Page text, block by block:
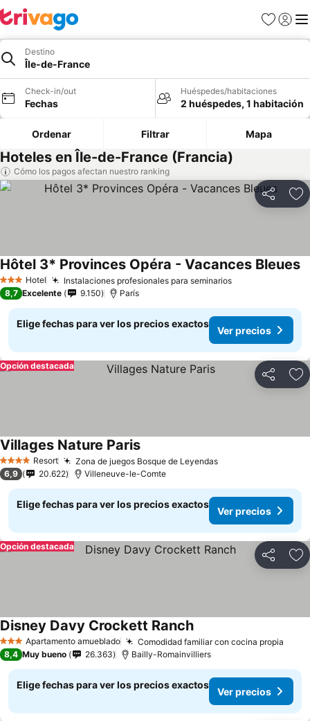
Favoritos
Iniciar
Destino
Île-de-France
Check-in/out
Fechas
Huéspedes/habitaciones
2 huéspedes, 1 habitación
Ordenar Filtrar Mapa
Hoteles en Île-de-France (Francia)
Cómo los pagos afectan nuestro ranking
Compartir
3 Estrellas
Hotel Instalaciones profesionales para seminarios
Hôtel 3* Provinces Opéra - Vacances Bleues
8,7 Excelente 9.150 París
Elige fechas para ver los precios exactos
Ver precios
Compartir
Opción destacada
4 EstrellasResort Zona de juegos Bosque de Leyendas
Villages Nature Paris
6,9 20.622 Villeneuve-le-Comte
Elige fechas para ver los precios exactos
Ver precios
Compartir
Opción destacada
3 EstrellasApartamento amueblado Comodidad familiar con cocina propia
Disney Davy Crockett Ranch
8,4 Muy bueno 26.363 Bailly-Romainvilliers
Elige fechas para ver los precios exactos
Ver precios